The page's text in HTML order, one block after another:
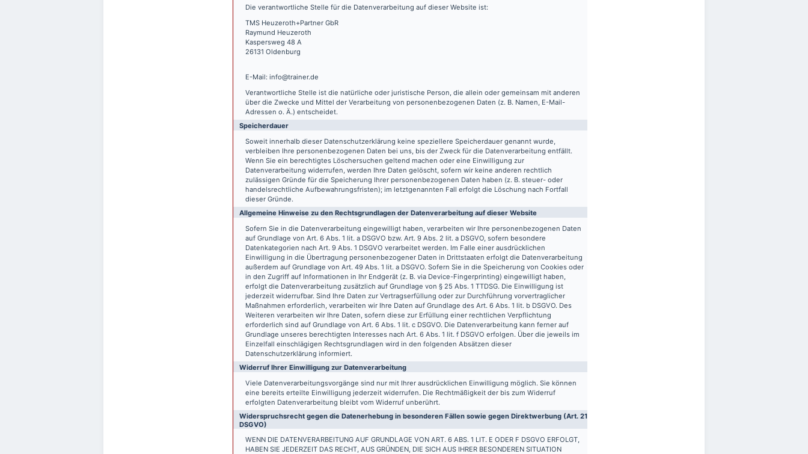
Die verantwortliche Stelle für die Datenverarbeitung auf dieser Website ist:
TMS Heuzeroth+Partner GbR
Raymund Heuzeroth
Kaspersweg 48 A
26131 Oldenburg
E-Mail: info@trainer.de
Verantwortliche Stelle ist die natürliche oder juristische Person, die allein oder gemeinsam mit anderen
über die Zwecke und Mittel der Verarbeitung von personenbezogenen Daten (z. B. Namen, E-Mail-
Adressen o. Ä.) entscheidet.
Speicherdauer
Soweit innerhalb dieser Datenschutzerklärung keine speziellere Speicherdauer genannt wurde,
verbleiben Ihre personenbezogenen Daten bei uns, bis der Zweck für die Datenverarbeitung entfällt.
Wenn Sie ein berechtigtes Löschersuchen geltend machen oder eine Einwilligung zur
Datenverarbeitung widerrufen, werden Ihre Daten gelöscht, sofern wir keine anderen rechtlich
zulässigen Gründe für die Speicherung Ihrer personenbezogenen Daten haben (z. B. steuer- oder
handelsrechtliche Aufbewahrungsfristen); im letztgenannten Fall erfolgt die Löschung nach Fortfall
dieser Gründe.
Allgemeine Hinweise zu den Rechtsgrundlagen der Datenverarbeitung auf dieser Website
Sofern Sie in die Datenverarbeitung eingewilligt haben, verarbeiten wir Ihre personenbezogenen Daten
auf Grundlage von Art. 6 Abs. 1 lit. a DSGVO bzw. Art. 9 Abs. 2 lit. a DSGVO, sofern besondere
Datenkategorien nach Art. 9 Abs. 1 DSGVO verarbeitet werden. Im Falle einer ausdrücklichen
Einwilligung in die Übertragung personenbezogener Daten in Drittstaaten erfolgt die Datenverarbeitung
außerdem auf Grundlage von Art. 49 Abs. 1 lit. a DSGVO. Sofern Sie in die Speicherung von Cookies oder
in den Zugriff auf Informationen in Ihr Endgerät (z. B. via Device-Fingerprinting) eingewilligt haben,
erfolgt die Datenverarbeitung zusätzlich auf Grundlage von § 25 Abs. 1 TTDSG. Die Einwilligung ist
jederzeit widerrufbar. Sind Ihre Daten zur Vertragserfüllung oder zur Durchführung vorvertraglicher
Maßnahmen erforderlich, verarbeiten wir Ihre Daten auf Grundlage des Art. 6 Abs. 1 lit. b DSGVO. Des
Weiteren verarbeiten wir Ihre Daten, sofern diese zur Erfüllung einer rechtlichen Verpflichtung
erforderlich sind auf Grundlage von Art. 6 Abs. 1 lit. c DSGVO. Die Datenverarbeitung kann ferner auf
Grundlage unseres berechtigten Interesses nach Art. 6 Abs. 1 lit. f DSGVO erfolgen. Über die jeweils im
Einzelfall einschlägigen Rechtsgrundlagen wird in den folgenden Absätzen dieser
Datenschutzerklärung informiert.
Widerruf Ihrer Einwilligung zur Datenverarbeitung
Viele Datenverarbeitungsvorgänge sind nur mit Ihrer ausdrücklichen Einwilligung möglich. Sie können
eine bereits erteilte Einwilligung jederzeit widerrufen. Die Rechtmäßigkeit der bis zum Widerruf
erfolgten Datenverarbeitung bleibt vom Widerruf unberührt.
Widerspruchsrecht gegen die Datenerhebung in besonderen Fällen sowie gegen Direktwerbung (Art. 21
DSGVO)
WENN DIE DATENVERARBEITUNG AUF GRUNDLAGE VON ART. 6 ABS. 1 LIT. E ODER F DSGVO ERFOLGT,
HABEN SIE JEDERZEIT DAS RECHT, AUS GRÜNDEN, DIE SICH AUS IHRER BESONDEREN SITUATION